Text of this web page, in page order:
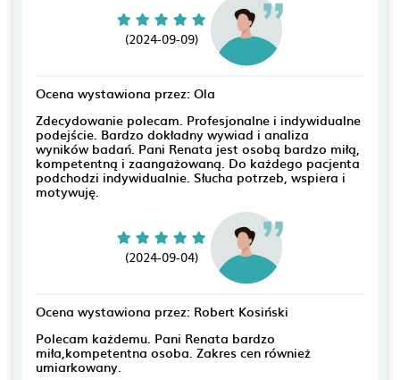
(2024-09-09)
Ocena wystawiona przez: Ola
Zdecydowanie polecam. Profesjonalne i indywidualne
podejście. Bardzo dokładny wywiad i analiza
wyników badań. Pani Renata jest osobą bardzo miłą,
kompetentną i zaangażowaną. Do każdego pacjenta
podchodzi indywidualnie. Słucha potrzeb, wspiera i
motywuję.
(2024-09-04)
Ocena wystawiona przez: Robert Kosiński
Polecam każdemu. Pani Renata bardzo
miła,kompetentna osoba. Zakres cen również
umiarkowany.